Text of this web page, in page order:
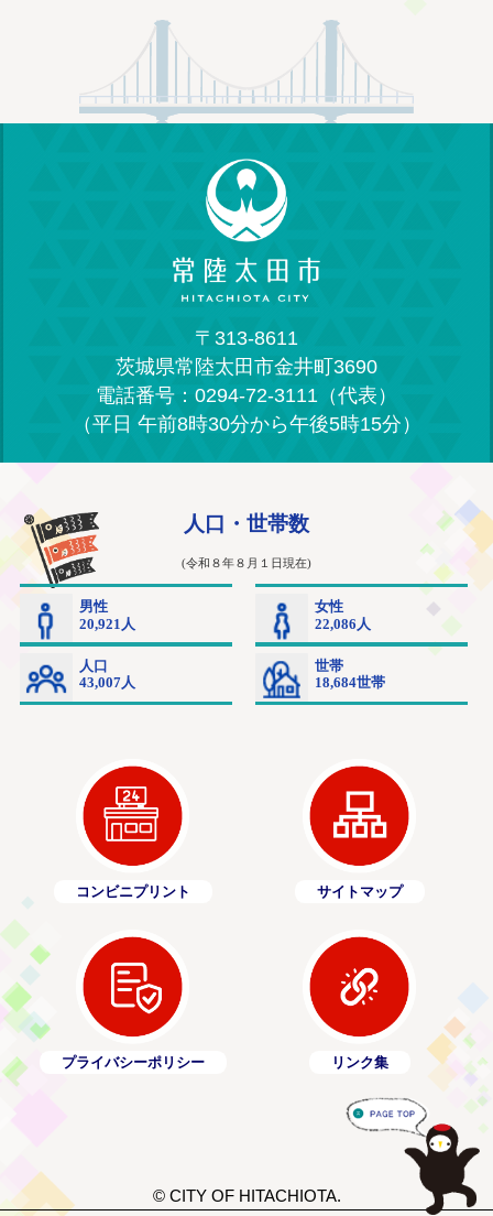
〒313-8611
茨城県常陸太田市金井町3690
電話番号：0294-72-3111（代表）
（平日 午前8時30分から午後5時15分）
コンビニプリント サイトマップ
プライバシーポリシー リンク集
© CITY OF HITACHIOTA.